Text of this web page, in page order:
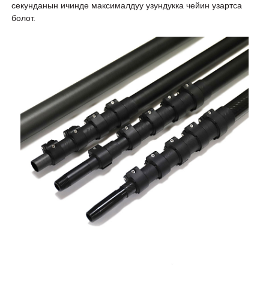
секунданын ичинде максималдуу узундукка чейин узартса
болот.